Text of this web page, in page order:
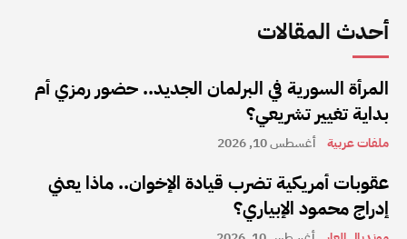
أحدث المقالات
المرأة السورية في البرلمان الجديد.. حضور رمزي أم
بداية تغيير تشريعي؟
ملفات عربية أغسطس 10, 2026
عقوبات أمريكية تضرب قيادة الإخوان.. ماذا يعني
إدراج محمود الإبياري؟